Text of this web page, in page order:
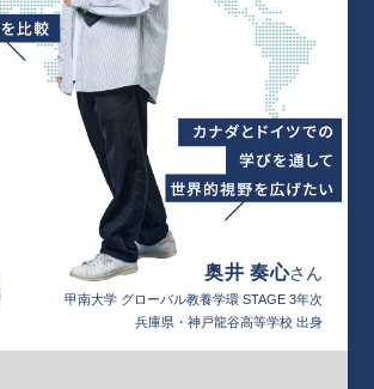
奥井 奏心さん
甲南大学 グローバル教養学環 STAGE 3年次
兵庫県・神戸龍谷高等学校 出身